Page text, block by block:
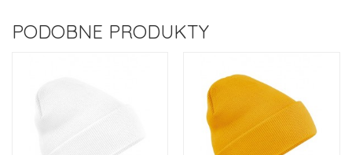
PODOBNE PRODUKTY